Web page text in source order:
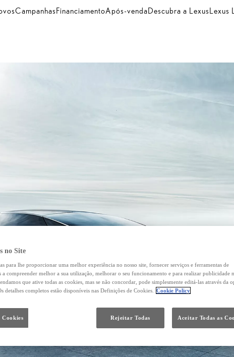
CampanhasFinanciamentoApós-vendaDescubra a LexusLexus
no Site
para lhe proporcionar uma melhor experiência no nosso site, fornecer serviços e ferramentas de
a compreender melhor a sua utilização, melhorar o seu funcionamento e para realizar publicidade
que ative todas as cookies, mas se não concordar, pode simplesmente editá-las através da
detalhes completos estão disponíveis nas Definições de Cookies.
Cookie Policy
Rejeitar Todas Aceitar Todas as
Cookies